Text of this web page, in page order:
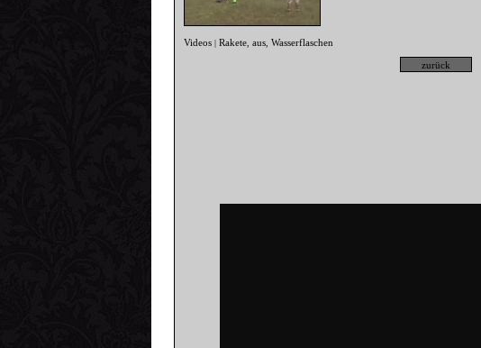
Videos |Rakete ,aus ,Wasserflaschen